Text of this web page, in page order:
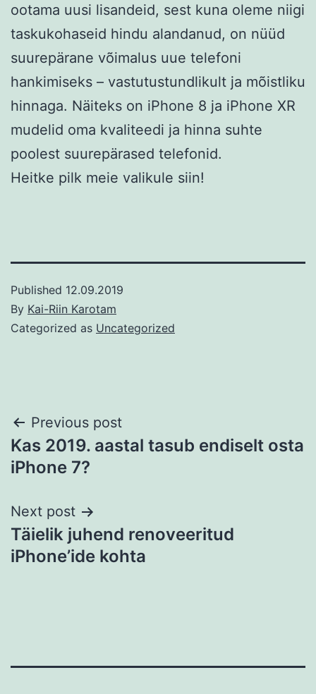
ootama uusi lisandeid, sest kuna oleme niigi
taskukohaseid hindu alandanud, on nüüd
suurepärane võimalus uue telefoni
hankimiseks – vastutustundlikult ja mõistliku
hinnaga. Näiteks on iPhone 8 ja iPhone XR
mudelid oma kvaliteedi ja hinna suhte
poolest suurepärased telefonid.
Heitke pilk meie valikule siin!
Published 12.09.2019
By Kai-Riin Karotam
Categorized as Uncategorized
Post
navigation
Previous post
Kas 2019. aastal tasub endiselt osta
iPhone 7?
Next post
Täielik juhend renoveeritud
iPhone’ide kohta